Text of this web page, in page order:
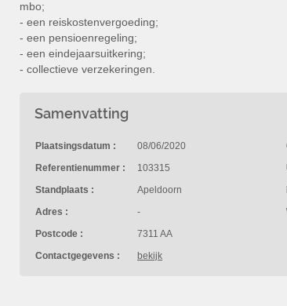
mbo;
- een reiskostenvergoeding;
- een pensioenregeling;
- een eindejaarsuitkering;
- collectieve verzekeringen.
Samenvatting
Plaatsingsdatum :
08/06/2020
Referentienummer :
103315
Standplaats :
Apeldoorn
Adres :
-
Postcode :
7311 AA
Contactgegevens : bekijk